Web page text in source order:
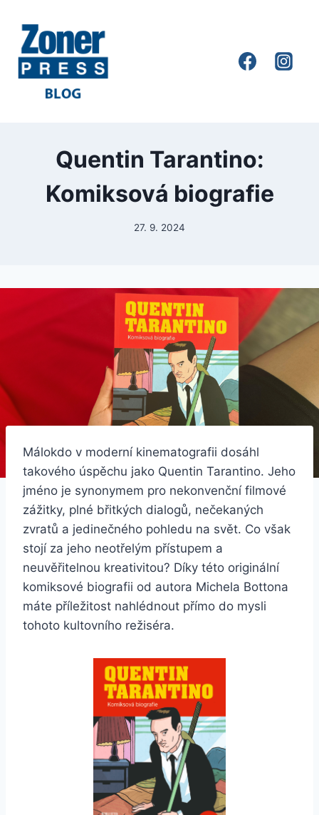
Quentin Tarantino:
Komiksová biografie
27. 9. 2024
Málokdo v moderní kinematografii dosáhl
takového úspěchu jako Quentin Tarantino. Jeho
jméno je synonymem pro nekonvenční filmové
zážitky, plné břitkých dialogů, nečekaných
zvratů a jedinečného pohledu na svět. Co však
stojí za jeho neotřelým přístupem a
neuvěřitelnou kreativitou? Díky této originální
komiksové biografii od autora Michela Bottona
máte příležitost nahlédnout přímo do mysli
tohoto kultovního režiséra.